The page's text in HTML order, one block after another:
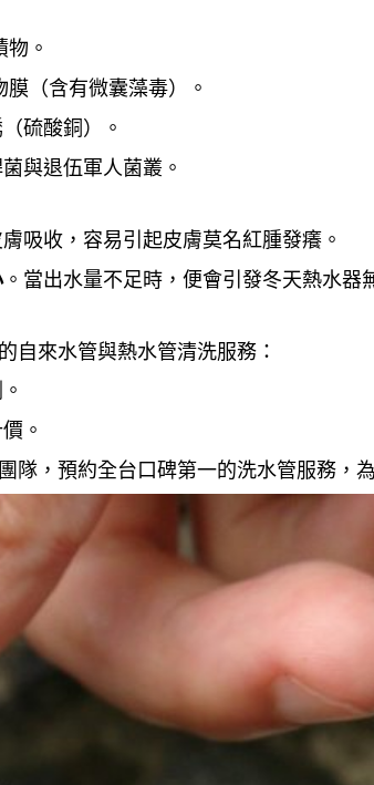
。
（含有微囊藻毒）。
硫酸銅）。
與退伍軍人菌叢。
吸收，容易引起皮膚莫名紅腫發癢。
。當出水量不足時，便會引發冬天熱水器
自來水管與熱水管清洗服務：
。
，預約全台口碑第一的洗水管服務，